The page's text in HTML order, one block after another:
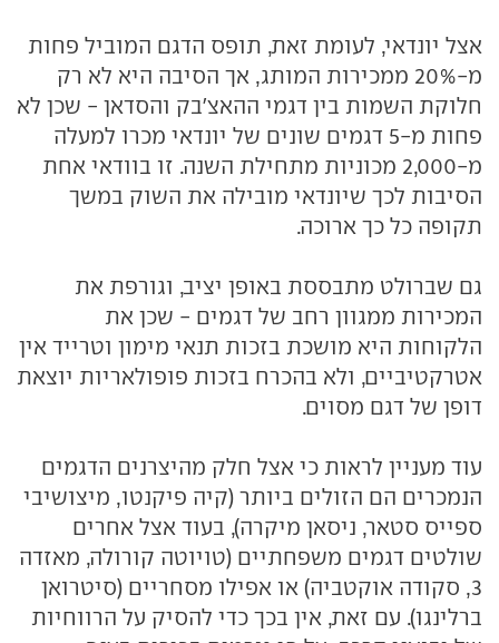
אצל יונדאי, לעומת זאת, תופס הדגם המוביל פחות
מ-20% ממכירות המותג, אך הסיבה היא לא רק
חלוקת השמות בין דגמי ההאצ'בק והסדאן - שכן לא
פחות מ-5 דגמים שונים של יונדאי מכרו למעלה
מ-2,000 מכוניות מתחילת השנה. זו בוודאי אחת
הסיבות לכך שיונדאי מובילה את השוק במשך
תקופה כל כך ארוכה.
גם שברולט מתבססת באופן יציב, וגורפת את
המכירות ממגוון רחב של דגמים - שכן את
הלקוחות היא מושכת בזכות תנאי מימון וטרייד אין
אטרקטיביים, ולא בהכרח בזכות פופולאריות יוצאת
דופן של דגם מסוים.
עוד מעניין לראות כי אצל חלק מהיצרנים הדגמים
הנמכרים הם הזולים ביותר (קיה פיקנטו, מיצושיבי
ספייס סטאר, ניסאן מיקרה), בעוד אצל אחרים
שולטים דגמים משפחתיים (טויוטה קורולה, מאזדה
3, סקודה אוקטביה) או אפילו מסחריים (סיטרואן
ברלינגו). עם זאת, אין בכך כדי להסיק על הרווחיות